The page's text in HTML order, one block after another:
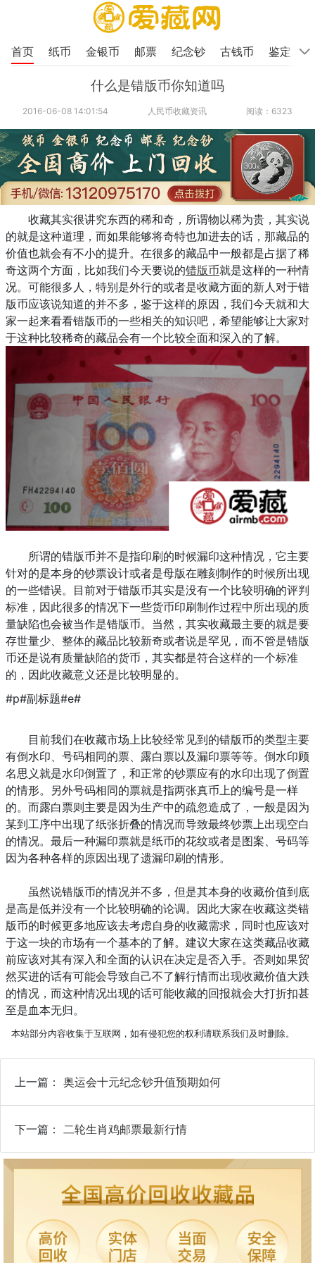
首页 纸币 金银币 邮票 纪念钞 古钱币 鉴定
什么是错版币你知道吗
2016-06-08 14:01:54 人民币收藏资讯 阅读：6323
收藏其实很讲究东西的稀和奇，所谓物以稀为贵，其实说
的就是这种道理，而如果能够将奇特也加进去的话，那藏品的
价值也就会有不小的提升。在很多的藏品中一般都是占据了稀
奇这两个方面，比如我们今天要说的错版币就是这样的一种情
况。可能很多人，特别是外行的或者是收藏方面的新人对于错
版币应该说知道的并不多，鉴于这样的原因，我们今天就和大
家一起来看看错版币的一些相关的知识吧，希望能够让大家对
于这种比较稀奇的藏品会有一个比较全面和深入的了解。
所谓的错版币并不是指印刷的时候漏印这种情况，它主要
针对的是本身的钞票设计或者是母版在雕刻制作的时候所出现
的一些错误。目前对于错版币其实是没有一个比较明确的评判
标准，因此很多的情况下一些货币印刷制作过程中所出现的质
量缺陷也会被当作是错版币。当然，其实收藏最主要的就是要
存世量少、整体的藏品比较新奇或者说是罕见，而不管是错版
币还是说有质量缺陷的货币，其实都是符合这样的一个标准
的，因此收藏意义还是比较明显的。
#p#副标题#e#
目前我们在收藏市场上比较经常见到的错版币的类型主要
有倒水印、号码相同的票、露白票以及漏印票等等。倒水印顾
名思义就是水印倒置了，和正常的钞票应有的水印出现了倒置
的情形。另外号码相同的票就是指两张真币上的编号是一样
的。而露白票则主要是因为生产中的疏忽造成了，一般是因为
某到工序中出现了纸张折叠的情况而导致最终钞票上出现空白
的情况。最后一种漏印票就是纸币的花纹或者是图案、号码等
因为各种各样的原因出现了遗漏印刷的情形。
虽然说错版币的情况并不多，但是其本身的收藏价值到底
是高是低并没有一个比较明确的论调。因此大家在收藏这类错
版币的时候更多地应该去考虑自身的收藏需求，同时也应该对
于这一块的市场有一个基本的了解。建议大家在这类藏品收藏
前应该对其有深入和全面的认识在决定是否入手。否则如果贸
然买进的话有可能会导致自己不了解行情而出现收藏价值大跌
的情况，而这种情况出现的话可能收藏的回报就会大打折扣甚
至是血本无归。
本站部分内容收集于互联网，如有侵犯您的权利请联系我们及时删除。
上一篇： 奥运会十元纪念钞升值预期如何
下一篇： 二轮生肖鸡邮票最新行情